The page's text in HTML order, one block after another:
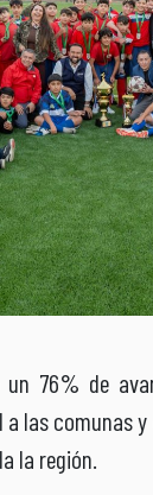
un 76% de
las comunas
la región.